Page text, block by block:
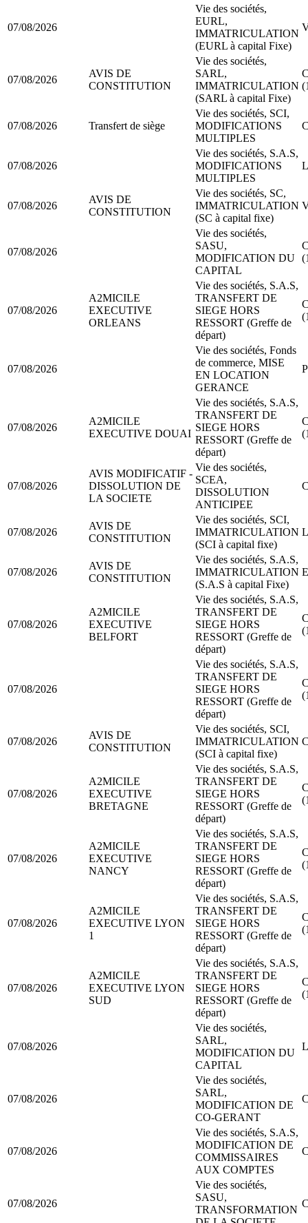
07/08/2026
Vie des sociétés,
EURL,
IMMATRICULATION
(EURL à capital Fixe)
07/08/2026
AVIS DE
CONSTITUTION
Vie des sociétés,
SARL,
IMMATRICULATION
(SARL à capital Fixe)
07/08/2026 Transfert de siège
Vie des sociétés, SCI,
MODIFICATIONS
MULTIPLES
07/08/2026
Vie des sociétés, S.A.S,
MODIFICATIONS
MULTIPLES
07/08/2026
AVIS DE
CONSTITUTION
Vie des sociétés, SC,
IMMATRICULATION
(SC à capital fixe)
07/08/2026
Vie des sociétés,
SASU,
MODIFICATION DU
CAPITAL
07/08/2026
A2MICILE
EXECUTIVE
ORLEANS
Vie des sociétés, S.A.S,
TRANSFERT DE
SIEGE HORS
RESSORT (Greffe de
départ)
07/08/2026
Vie des sociétés, Fonds
de commerce, MISE
EN LOCATION
GERANCE
07/08/2026
A2MICILE
EXECUTIVE DOUAI
Vie des sociétés, S.A.S,
TRANSFERT DE
SIEGE HORS
RESSORT (Greffe de
départ)
07/08/2026
AVIS MODIFICATIF -
DISSOLUTION DE
LA SOCIETE
Vie des sociétés,
SCEA,
DISSOLUTION
ANTICIPEE
07/08/2026
AVIS DE
CONSTITUTION
Vie des sociétés, SCI,
IMMATRICULATION
(SCI à capital fixe)
07/08/2026
AVIS DE
CONSTITUTION
Vie des sociétés, S.A.S,
IMMATRICULATION
(S.A.S à capital Fixe)
07/08/2026
A2MICILE
EXECUTIVE
BELFORT
Vie des sociétés, S.A.S,
TRANSFERT DE
SIEGE HORS
RESSORT (Greffe de
départ)
07/08/2026
Vie des sociétés, S.A.S,
TRANSFERT DE
SIEGE HORS
RESSORT (Greffe de
départ)
07/08/2026
AVIS DE
CONSTITUTION
Vie des sociétés, SCI,
IMMATRICULATION
(SCI à capital fixe)
07/08/2026
A2MICILE
EXECUTIVE
BRETAGNE
Vie des sociétés, S.A.S,
TRANSFERT DE
SIEGE HORS
RESSORT (Greffe de
départ)
07/08/2026
A2MICILE
EXECUTIVE
NANCY
Vie des sociétés, S.A.S,
TRANSFERT DE
SIEGE HORS
RESSORT (Greffe de
départ)
07/08/2026
A2MICILE
EXECUTIVE LYON
1
Vie des sociétés, S.A.S,
TRANSFERT DE
SIEGE HORS
RESSORT (Greffe de
départ)
07/08/2026
A2MICILE
EXECUTIVE LYON
SUD
Vie des sociétés, S.A.S,
TRANSFERT DE
SIEGE HORS
RESSORT (Greffe de
départ)
07/08/2026
Vie des sociétés,
SARL,
MODIFICATION DU
CAPITAL
07/08/2026
Vie des sociétés,
SARL,
MODIFICATION DE
CO-GERANT
07/08/2026
Vie des sociétés, S.A.S,
MODIFICATION DE
COMMISSAIRES
AUX COMPTES
07/08/2026
Vie des sociétés,
SASU,
TRANSFORMATION